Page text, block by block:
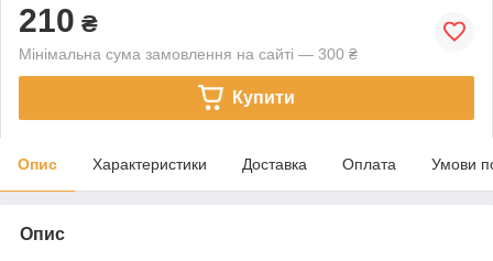
210 ₴
Мінімальна сума замовлення на сайті — 300 ₴
Купити
Опис Характеристики Доставка Оплата Умови
Опис